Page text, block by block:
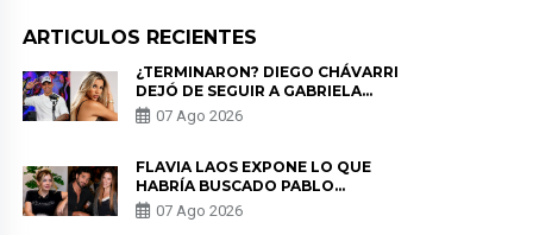
ARTICULOS RECIENTES
¿TERMINARON? DIEGO CHÁVARRI
DEJÓ DE SEGUIR A GABRIELA
HERRERA Y ANUNCIA SU SALIDA
DE PÓDCAST
07 Ago 2026
FLAVIA LAOS EXPONE LO QUE
HABRÍA BUSCADO PABLO
HEREDIA CON ALE FULLER: “UNA
DE LAS PARTES QUERÍA EL
07 Ago 2026